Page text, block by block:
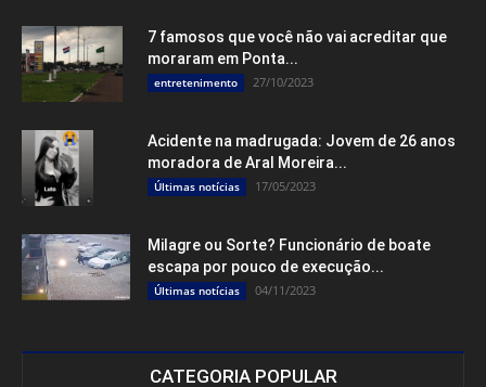
7 famosos que você não vai acreditar que
moraram em Ponta...
entretenimento 27/10/2023
Acidente na madrugada: Jovem de 26 anos
moradora de Aral Moreira...
Últimas notícias 17/05/2023
Milagre ou Sorte? Funcionário de boate
escapa por pouco de execução...
Últimas notícias 04/11/2023
CATEGORIA POPULAR